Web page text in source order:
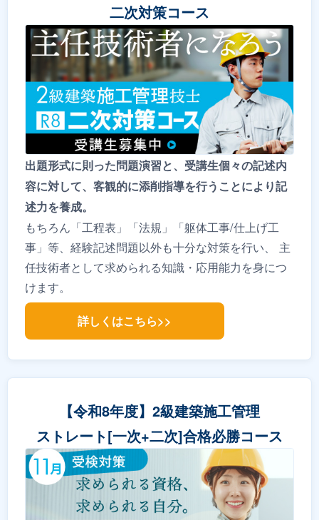
二次対策コース
出題形式に則った問題演習と、受講生個々の記述内
容に対して、客観的に添削指導を行うことにより記
述力を養成。
もちろん「工程表」「法規」「躯体工事/仕上げ工
事」等、経験記述問題以外も十分な対策を行い、 主
任技術者として求められる知識・応用能力を身につ
けます。
詳しくはこちら>>
【令和8年度】2級建築施工管理
ストレート[一次+二次]合格必勝コース